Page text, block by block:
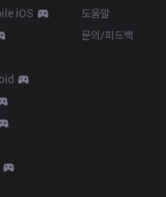
iOS
도움말
문의/피드백